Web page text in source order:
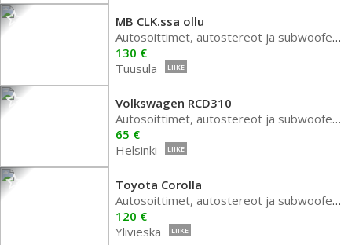
MB CLK.ssa ollu
Autosoittimet, autostereot ja subwoofer autoon
130 €
Tuusula
LIIKE
Volkswagen RCD310
Autosoittimet, autostereot ja subwoofer autoon
65 €
Helsinki
LIIKE
Toyota Corolla
Autosoittimet, autostereot ja subwoofer autoon
120 €
Ylivieska
LIIKE